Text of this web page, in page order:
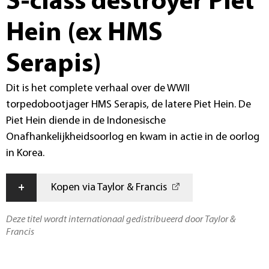
Hein (ex HMS
Serapis)
Dit is het complete verhaal over de WWII
torpedobootjager HMS Serapis, de latere Piet Hein. De
Piet Hein diende in de Indonesische
Onafhankelijkheidsoorlog en kwam in actie in de oorlog
in Korea.
+ Kopen via Taylor & Francis
Deze titel wordt internationaal gedistribueerd door Taylor &
Francis